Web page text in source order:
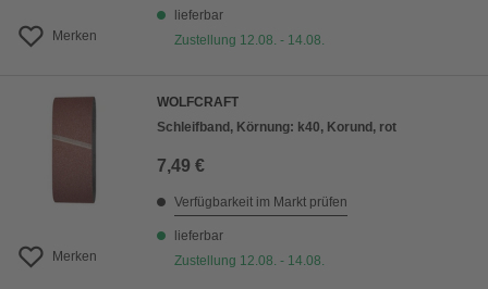
Merken
lieferbar
Zustellung 12.08. - 14.08.
Merken
WOLFCRAFT
Schleifband, Körnung: k40, Korund, rot
7,49 €
Verfügbarkeit im Markt prüfen
lieferbar
Zustellung 12.08. - 14.08.